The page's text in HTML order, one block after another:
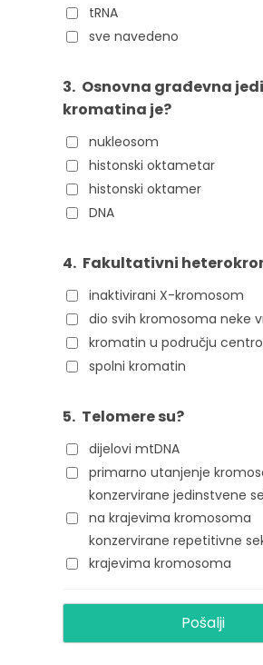
tRNA
sve navedeno
3. Osnovna građevna
kromatina je?
nukleosom
histonski oktametar
histonski oktamer
DNA
4. Fakultativni
inaktivirani X-kromosom
dio svih kromosoma neke
kromatin u području
spolni kromatin
5. Telomere su?
dijelovi mtDNA
primarno utanjenje
konzervirane jedinstvene
na krajevima kromosoma
konzervirane repetitivne
krajevima kromosoma